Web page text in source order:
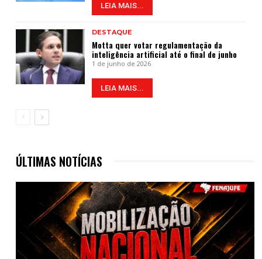
LEIA MAIS...
DESTAQUE
Motta quer votar regulamentação da
inteligência artificial até o final de junho
1 de junho de 2026
LEIA MAIS...
ÚLTIMAS NOTÍCIAS